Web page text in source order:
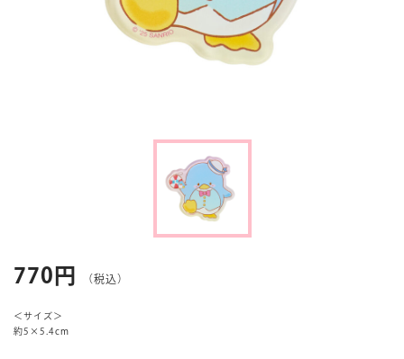
770円 （税込）
＜サイズ＞
約5×5.4cm